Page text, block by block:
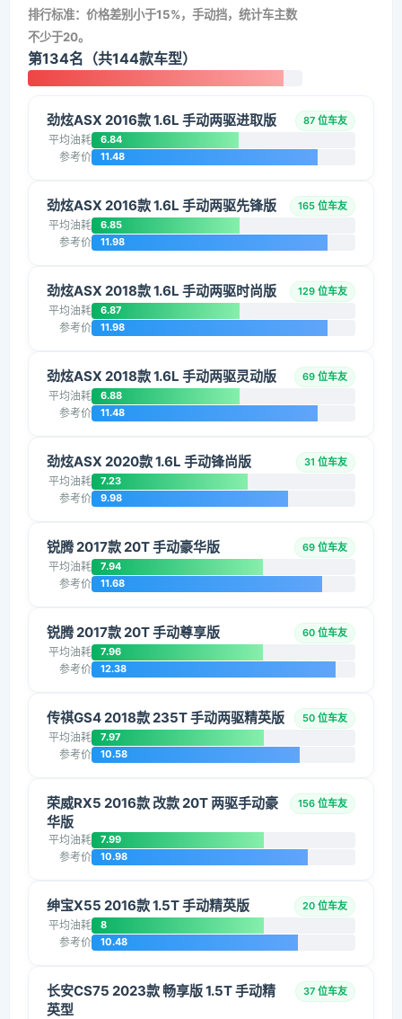
排行标准：价格差别小于15%，手动挡，统计车主数
不少于20。
第134名（共144款车型）
劲炫ASX 2016款 1.6L 手动两驱进取版 87 位车友
平均油耗 6.84
参考价 11.48
劲炫ASX 2016款 1.6L 手动两驱先锋版 165 位车友
平均油耗 6.85
参考价 11.98
劲炫ASX 2018款 1.6L 手动两驱时尚版 129 位车友
平均油耗 6.87
参考价 11.98
劲炫ASX 2018款 1.6L 手动两驱灵动版 69 位车友
平均油耗 6.88
参考价 11.48
劲炫ASX 2020款 1.6L 手动锋尚版 31 位车友
平均油耗 7.23
参考价 9.98
锐腾 2017款 20T 手动豪华版 69 位车友
平均油耗 7.94
参考价 11.68
锐腾 2017款 20T 手动尊享版 60 位车友
平均油耗 7.96
参考价 12.38
传祺GS4 2018款 235T 手动两驱精英版 50 位车友
平均油耗 7.97
参考价 10.58
荣威RX5 2016款 改款 20T 两驱手动豪
华版
156 位车友
平均油耗 7.99
参考价 10.98
绅宝X55 2016款 1.5T 手动精英版 20 位车友
平均油耗 8
参考价 10.48
长安CS75 2023款 畅享版 1.5T 手动精
英型
37 位车友